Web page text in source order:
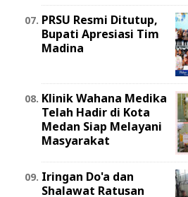
PRSU Resmi Ditutup,
Bupati Apresiasi Tim
Madina
Klinik Wahana Medika
Telah Hadir di Kota
Medan Siap Melayani
Masyarakat
Iringan Do'a dan
Shalawat Ratusan